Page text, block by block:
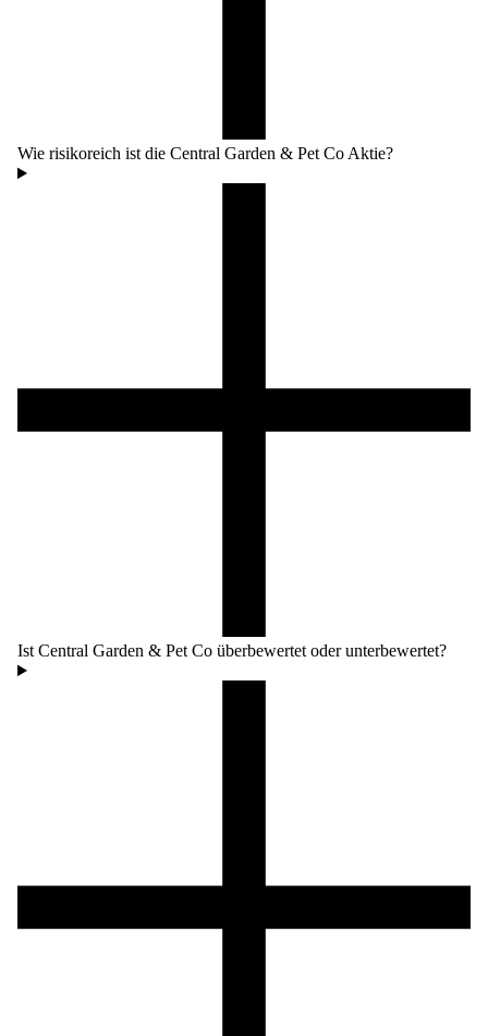
Wie risikoreich ist die Central Garden & Pet Co Aktie?
Ist Central Garden & Pet Co überbewertet oder unterbewertet?